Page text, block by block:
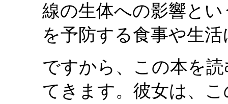
線の生体への影響と
を予防する食事や生
ですから、この本を
てきます。彼女は、